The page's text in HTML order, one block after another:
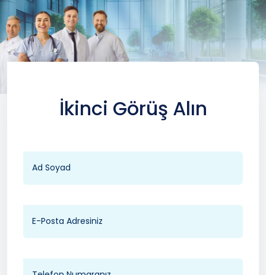
İkinci Görüş Alın